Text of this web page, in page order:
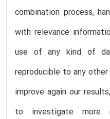
combination process,
with relevance
use of any kind of
reproducible to any
improve again our
to investigate more